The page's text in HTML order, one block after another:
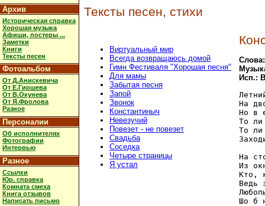
Архив
Историческая справка
Хорошая музыка
Афиши, постеры ...
Заметки
Книги
Тексты песен
Фотоальбом
От Д.Анискевича
От Е.Гиршева
От В.Окунева
От Я.Фролова
Разное
Персоналии
Об исполнителях
Фотографии
Интервью
Разное
Ссылки
Юр. справка
Комната смеха
Книга отзывов
Написать письмо
Тексты песен, стихи
Виртуальный мир
Всегда возвращаюсь домой
Гимн Фестиваля "Хорошая песня"
Для мамы
Забытая песня
Запой
Звонок
Константиныч
Невезучий
Повезет - не повезет
Свадьба
Соседка
Четыре страницы
Я устал
Исп.:
На
Но в
То
То ли
На
Из
Кто,
Ведь
Шо б